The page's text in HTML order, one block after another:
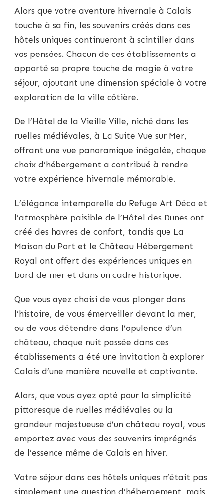
Alors que votre aventure hivernale à Calais
touche à sa fin, les souvenirs créés dans ces
hôtels uniques continueront à scintiller dans
vos pensées. Chacun de ces établissements a
apporté sa propre touche de magie à votre
séjour, ajoutant une dimension spéciale à votre
exploration de la ville côtière.
De l’Hôtel de la Vieille Ville, niché dans les
ruelles médiévales, à La Suite Vue sur Mer,
offrant une vue panoramique inégalée, chaque
choix d’hébergement a contribué à rendre
votre expérience hivernale mémorable.
L’élégance intemporelle du Refuge Art Déco et
l’atmosphère paisible de l’Hôtel des Dunes ont
créé des havres de confort, tandis que La
Maison du Port et le Château Hébergement
Royal ont offert des expériences uniques en
bord de mer et dans un cadre historique.
Que vous ayez choisi de vous plonger dans
l’histoire, de vous émerveiller devant la mer,
ou de vous détendre dans l’opulence d’un
château, chaque nuit passée dans ces
établissements a été une invitation à explorer
Calais d’une manière nouvelle et captivante.
Alors, que vous ayez opté pour la simplicité
pittoresque de ruelles médiévales ou la
grandeur majestueuse d’un château royal, vous
emportez avec vous des souvenirs imprégnés
de l’essence même de Calais en hiver.
Votre séjour dans ces hôtels uniques n’était pas
simplement une question d’hébergement, mais